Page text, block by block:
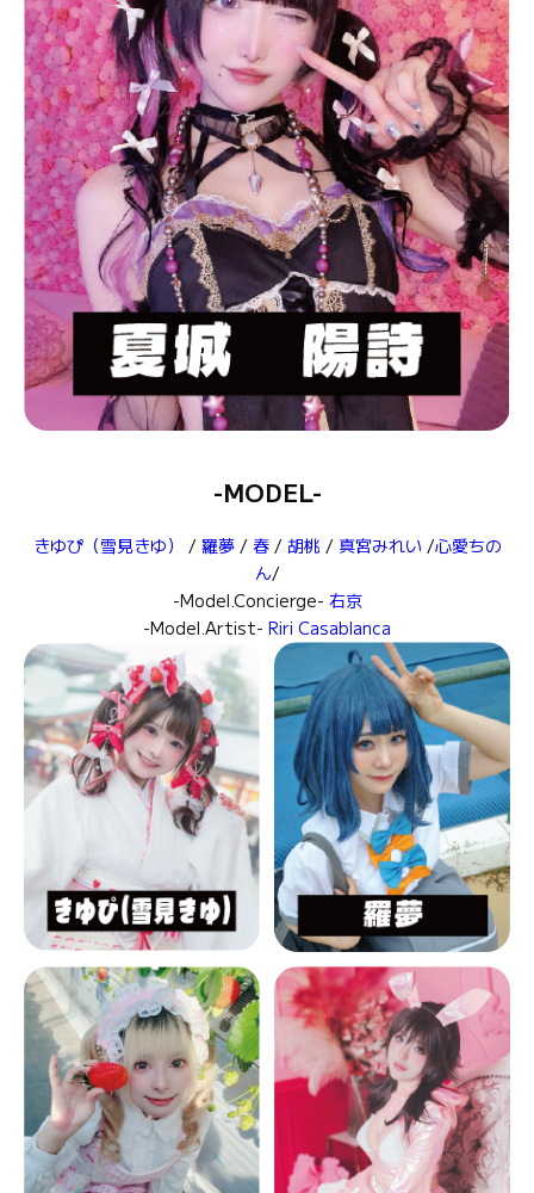
-MODEL-
きゆぴ（雪見きゆ） / 羅夢 / 春/ 胡桃 / 真宮みれい /心愛ちの
ん/
-Model.Concierge- 右京
-Model.Artist- Riri Casablanca